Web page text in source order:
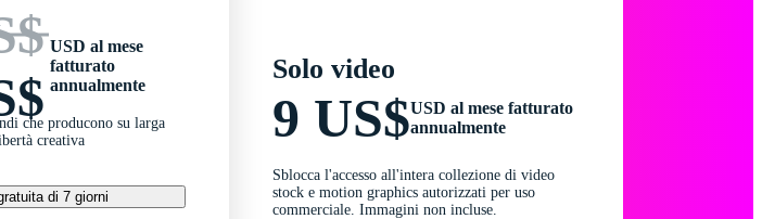
USD al mese
fatturato
annualmente
che producono su larga
creativa
di 7 giorni
Solo video
9 US$USD al mese fatturato
annualmente
Sblocca l'accesso all'intera collezione di video
stock e motion graphics autorizzati per uso
commerciale. Immagini non incluse.